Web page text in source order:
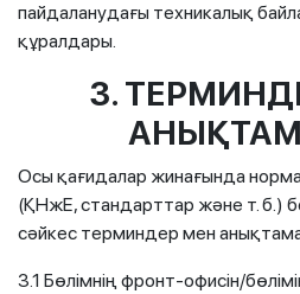
пайдаланудағы техникалық
құралдары.
3. ТЕРМИН
Осы қағидалар жинағында
(ҚНжЕ, стандарттар және т. б.)
сәйкес терминдер мен
3.1 Бөлімнің фронт-офисін/